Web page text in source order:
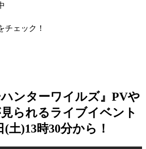
チェック！
ハンターワイルズ』PVや
られるライブイベント
(土)13時30分から！